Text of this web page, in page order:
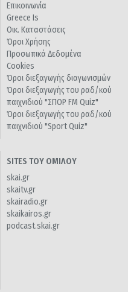
Επικοινωνία
Greece Is
Οικ. Καταστάσεις
Όροι Χρήσης
Προσωπικά Δεδομένα
Cookies
Όροι διεξαγωγής διαγωνισμών
Όροι διεξαγωγής του ραδ/κού
παιχνιδιού "ΣΠΟΡ FM Quiz"
Όροι διεξαγωγής του ραδ/κού
παιχνιδιού "Sport Quiz"
SITES ΤΟΥ ΟΜΙΛΟΥ
skai.gr
skaitv.gr
skairadio.gr
skaikairos.gr
podcast.skai.gr